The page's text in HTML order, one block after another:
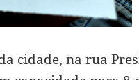
cidade, na rua